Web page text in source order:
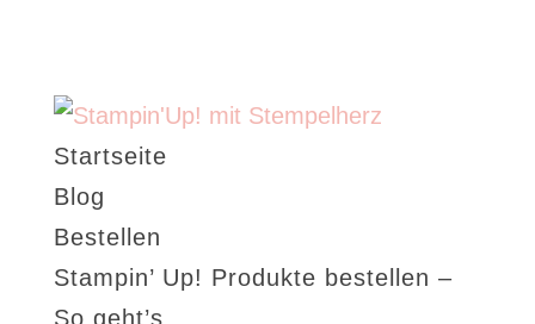
Startseite
Blog
Bestellen
Stampin’ Up! Produkte bestellen –
So geht’s